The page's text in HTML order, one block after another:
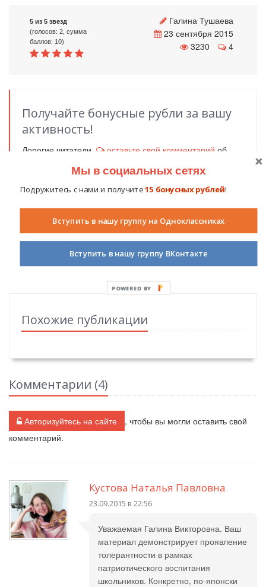
5 из 5 звезд
(голосов: 2, сумма
баллов: 10)
Галина Тушаева
23 сентября 2015
3230
4
Получайте бонусные рубли за вашу
активность!
Дорогие читатели, оставьте свой комментарий об
других пользователей. Получите за каждый
комментарий1бонусный рубль!
Вконтакте
Одноклассники
Мой мир
Похожие публикации
Комментарии (4)
Авторизуйтесь на сайте
, чтобы вы могли оставить свой
комментарий.
Кустова Наталья Павловна
23.09.2015 в 22:56
Уважаемая Галина Викторовна. Ваш
материал демонстрирует проявление
толерантности в рамках
патриотического воспитания
школьников. Конкретно, по-японски
Мы в социальных сетях
Подружитесь с нами и получите15 бонусных рублей!
Вступить в нашу группу на Одноклассниках
Вступить в нашу группу ВКонтакте
POWERED BY